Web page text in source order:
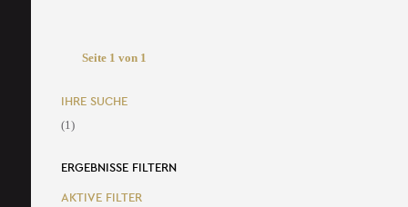
Seite 1 von 1
IHRE SUCHE
(1)
ERGEBNISSE FILTERN
AKTIVE FILTER